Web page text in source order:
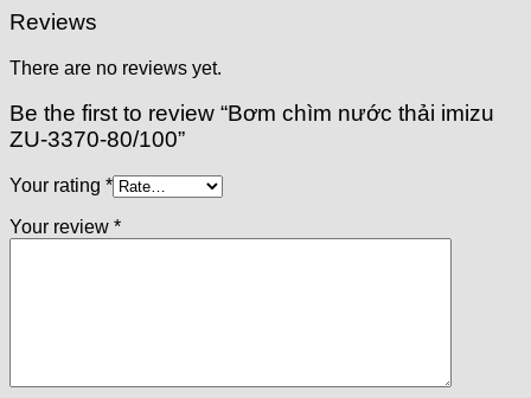
Reviews
There are no reviews yet.
Be the first to review “Bơm chìm nước thải imizu
ZU-3370-80/100”
Your rating *
Your review *